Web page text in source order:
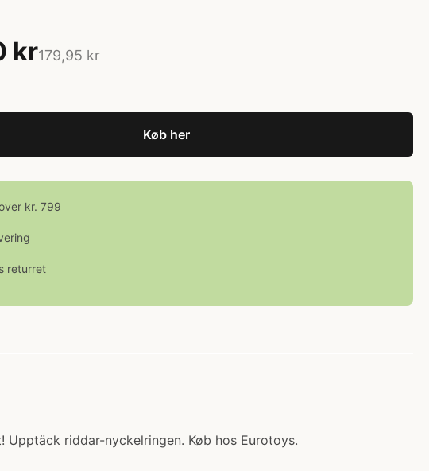
kr179,95 kr
Køb her
kr. 799
returret
Upptäck riddar-nyckelringen. Køb hos Eurotoys.